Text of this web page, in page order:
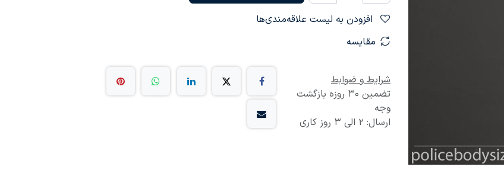
مقایسه
شرایط و ضوابط
تضمین 30 روزه بازگشت
وجه
ارسال: 2 الی 3 روز کاری